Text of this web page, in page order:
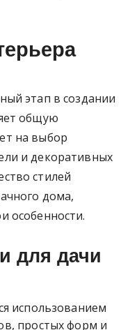
этап в создании
общую
на выбор
и декоративных
стилей
дома,
особенности.
для дачи
использованием
простых форм и